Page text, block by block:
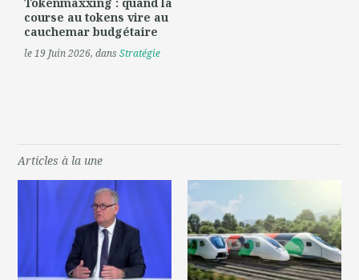
course au tokens vire au
cauchemar budgétaire
le 19 Juin 2026, dansStratégie
Articles à la une